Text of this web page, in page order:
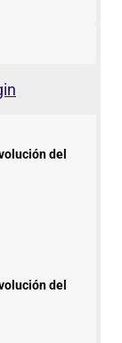
del
del